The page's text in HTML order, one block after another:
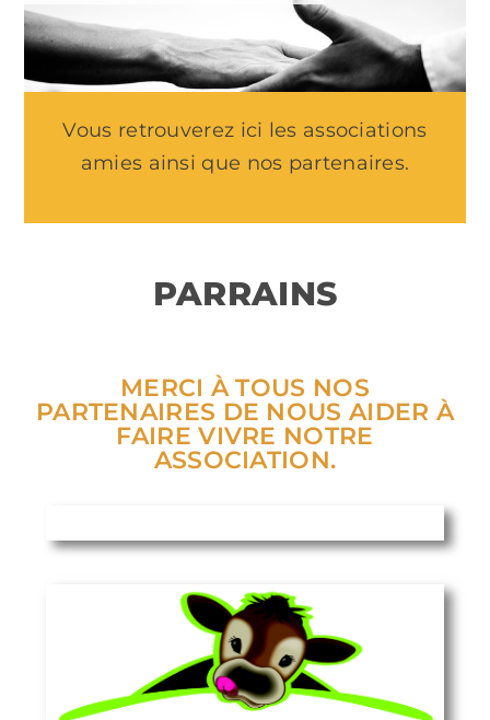
Vous retrouverez ici les associations
amies ainsi que nos partenaires.
PARRAINS
MERCI À TOUS NOS
PARTENAIRES DE NOUS AIDER À
FAIRE VIVRE NOTRE
ASSOCIATION.